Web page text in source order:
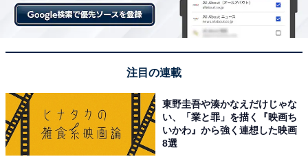
1 2
注目の連載
東野圭吾や湊かなえだけじゃな
い、「業と罪」を描く『映画ち
いかわ』から強く連想した映画
8選